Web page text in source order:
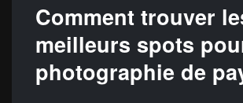
Comment trouver
meilleurs spots
photographie de